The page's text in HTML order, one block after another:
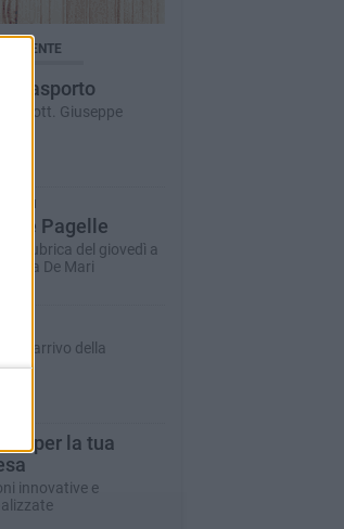
RECENTE
d'asporto
del dott. Giuseppe
MARI
Pagelle
rubrica del giovedì a
Lucia De Mari
in arrivo della
per la tua
innovative e